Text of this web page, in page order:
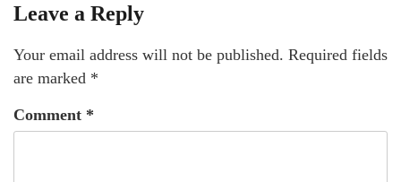
Leave a Reply
Your email address will not be published. Required fields
are marked *
Comment *